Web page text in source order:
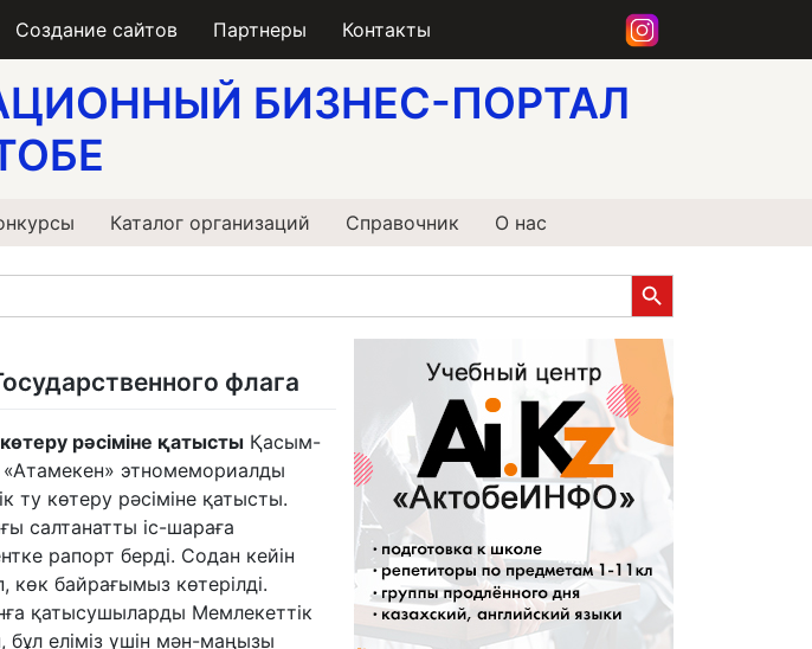
Создание сайтов Партнеры Контакты
БИЗНЕС-ПОРТАЛ
Каталог организаций Справочник О нас
Search Button
флага
рәсіміне қатысты Қасым-
этномемориалды
ту көтеру рәсіміне қатысты.
салтанатты іс-шараға
рапорт берді. Содан кейін
көк байрағымыз көтерілді.
қатысушыларды Мемлекеттік
бұл еліміз үшін мән-маңызы